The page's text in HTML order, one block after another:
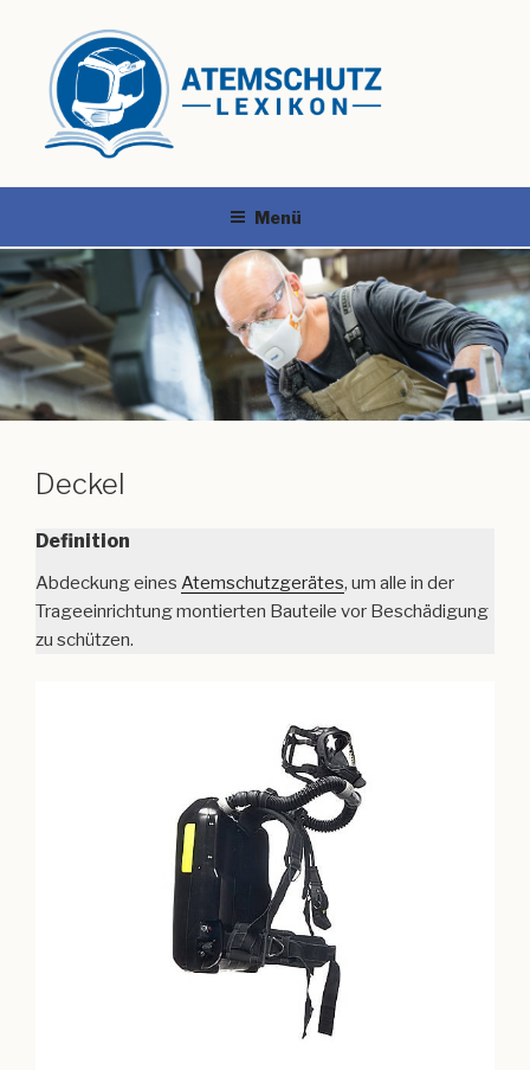
Menü
Deckel
Definition
Abdeckung eines Atemschutzgerätes, um alle in der
Trageeinrichtung montierten Bauteile vor Beschädigung
zu schützen.